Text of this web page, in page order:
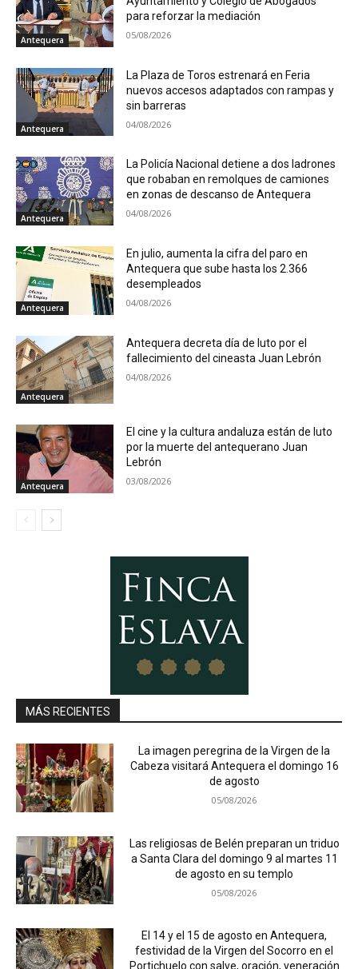
Antequera
para reforzar la mediación
05/08/2026
Antequera
La Plaza de Toros estrenará en Feria
nuevos accesos adaptados con rampas y
sin barreras
04/08/2026
Antequera
La Policía Nacional detiene a dos ladrones
que robaban en remolques de camiones
en zonas de descanso de Antequera
04/08/2026
Antequera
En julio, aumenta la cifra del paro en
Antequera que sube hasta los 2.366
desempleados
04/08/2026
Antequera
Antequera decreta día de luto por el
fallecimiento del cineasta Juan Lebrón
04/08/2026
Antequera
El cine y la cultura andaluza están de luto
por la muerte del antequerano Juan
Lebrón
03/08/2026
MÁS RECIENTES
La imagen peregrina de la Virgen de la
Cabeza visitará Antequera el domingo 16
de agosto
05/08/2026
Las religiosas de Belén preparan un triduo
a Santa Clara del domingo 9 al martes 11
de agosto en su templo
05/08/2026
El 14 y el 15 de agosto en Antequera,
festividad de la Virgen del Socorro en el
Portichuelo con salve, oración, veneración